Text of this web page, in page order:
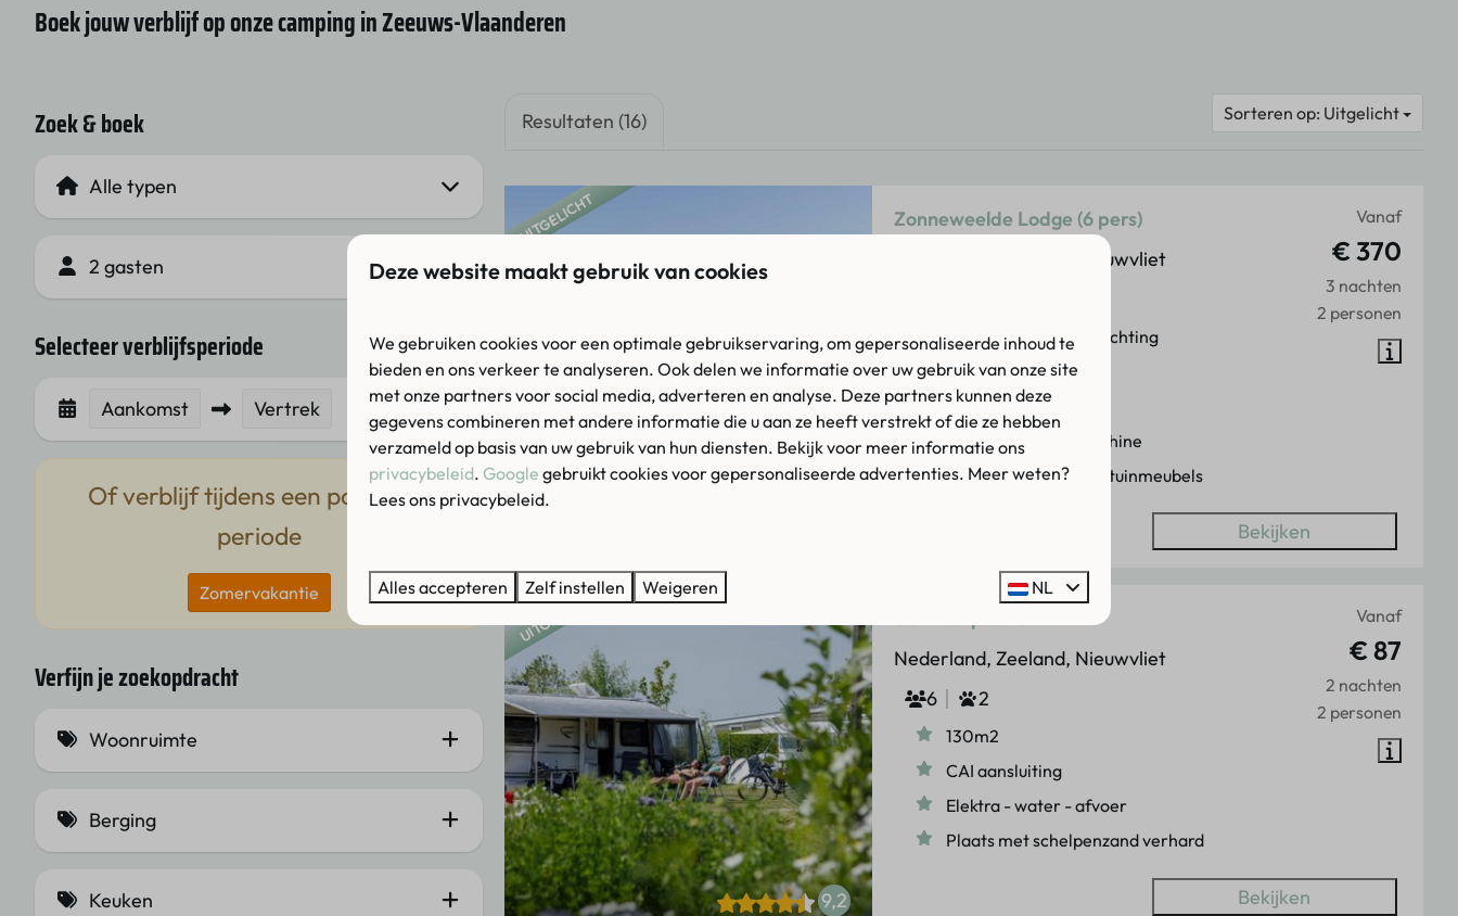
Boek jouw verblijf op onze camping in Zeeuws-Vlaanderen
Zoek & boek
2 gasten
Selecteer verblijfsperiode
Aankomst Vertrek
Of verblijf tijdens een populaire
periode
Zomervakantie
Verfijn je zoekopdracht
Woonruimte
Schuifpui (1)
Openslaande deuren (9)
Climate Control (3)
Berging
Wasmachine met droogfunctie (3)
Keuken
Sorteren op: Uitgelicht
Resultaten (16)
UITGELICHT Vanaf
€ 370
3 nachten
2 personen
Zonneweelde Lodge (6 pers)
Nederland, Zeeland, Nieuwvliet
Luxe en moderne inrichting
Climate control
Vaatwasmachine
Berging met wasmachine
Ruim terras met luxe tuinmeubels
Bekijken
UITGELICHT
9,2
Vanaf
€ 87
2 nachten
2 personen
Nederland, Zeeland, Nieuwvliet
6
2
130m2
CAI aansluiting
Elektra - water - afvoer
Plaats met schelpenzand verhard
Bekijken
Deze website maakt gebruik van cookies
We gebruiken cookies voor een optimale gebruikservaring, om gepersonaliseerde inhoud te
bieden en ons verkeer te analyseren. Ook delen we informatie over uw gebruik van onze site
met onze partners voor social media, adverteren en analyse. Deze partners kunnen deze
gegevens combineren met andere informatie die u aan ze heeft verstrekt of die ze hebben
verzameld op basis van uw gebruik van hun diensten. Bekijk voor meer informatie ons
privacybeleid. Google gebruikt cookies voor gepersonaliseerde advertenties. Meer weten?
Lees ons privacybeleid.
Alles accepteren Zelf instellen Weigeren NL